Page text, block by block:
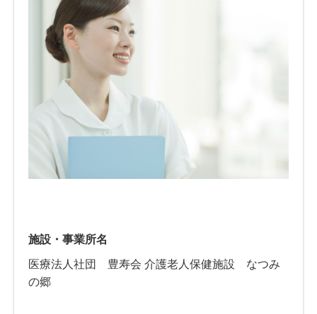
施設・事業所名
医療法人社団 豊寿会 介護老人保健施設 なつみ
の郷